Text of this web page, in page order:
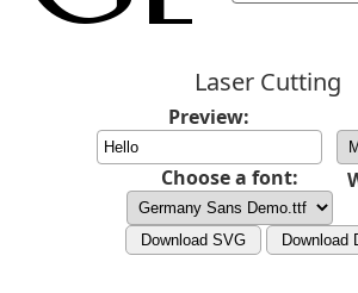
Laser Cutting
Preview:
Choose a font:
Download SVG Download